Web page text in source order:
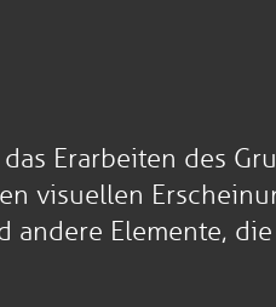
Erarbeiten des
visuellen
andere Elemente,